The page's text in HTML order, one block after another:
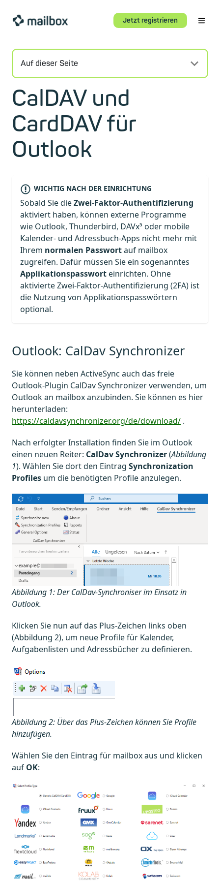
Jetzt registrieren
Auf dieser Seite
CalDAV und
CardDAV für
Outlook
WICHTIG NACH DER EINRICHTUNG
Sobald Sie dieZwei-Faktor-Authentifizierung
aktiviert haben, können externe Programme
wie Outlook, Thunderbird, DAVx⁵ oder mobile
Kalender- und Adressbuch-Apps nicht mehr mit
Ihrem normalen Passwortauf mailbox
zugreifen. Dafür müssen Sie ein sogenanntes
Applikationspassworteinrichten. Ohne
aktivierte Zwei-Faktor-Authentifizierung (2FA) ist
die Nutzung von Applikationspasswörtern
optional.
Outlook: CalDav Synchronizer
Sie können neben ActiveSync auch das freie
Outlook-Plugin CalDav Synchronizer verwenden, um
Outlook an mailbox anzubinden. Sie können es hier
herunterladen:
https://caldavsynchronizer.org/de/download/ .
Nach erfolgter Installation finden Sie im Outlook
einen neuen Reiter: CalDav Synchronizer(Abbildung
1). Wählen Sie dort den Eintrag Synchronization
Profiles um die benötigten Profile anzulegen.
Abbildung 1: Der CalDav-Synchroniser im Einsatz in
Outlook.
Klicken Sie nun auf das Plus-Zeichen links oben
(Abbildung 2), um neue Profile für Kalender,
Aufgabenlisten und Adressbücher zu definieren.
Abbildung 2: Über das Plus-Zeichen können Sie Profile
hinzufügen.
Wählen Sie den Eintrag für mailbox aus und klicken
auf OK: